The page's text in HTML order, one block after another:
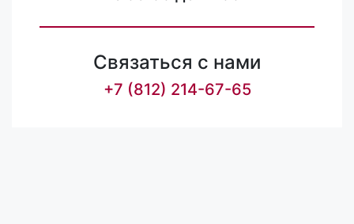
Связаться с нами
+7 (812) 214-67-65